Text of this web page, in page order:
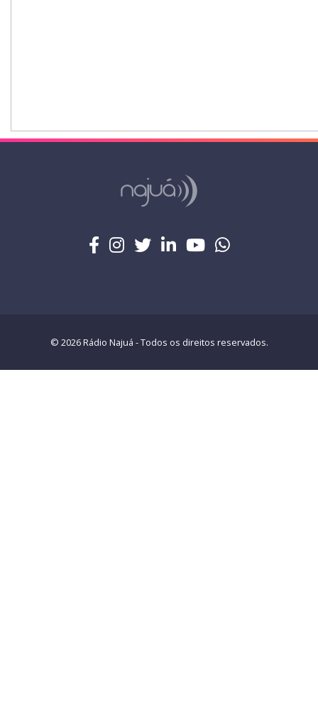
© 2026 Rádio Najuá - Todos os direitos reservados.